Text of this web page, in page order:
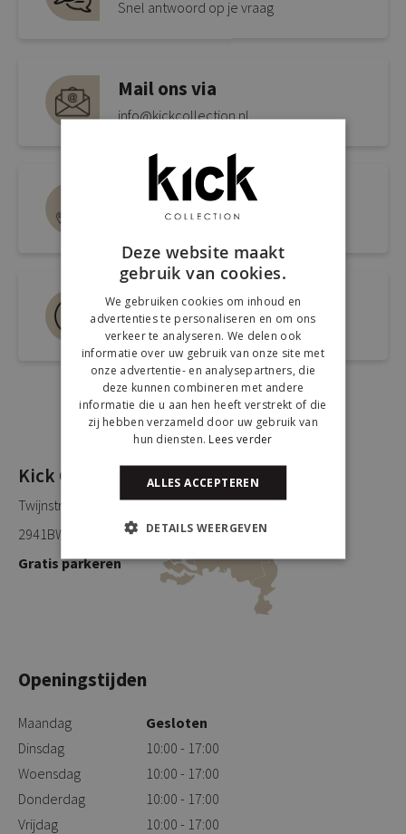
Snel antwoord op je vraag
Mail ons via
info@kickcollection.nl
Route naar de winkel
Open link naar Google Maps
Bel ons 0180-660999
Spreek een medewerker
Kick Collection
Twijnstraweg 2
2941BW Lekkerkerk
Gratis parkeren
Openingstijden
Maandag
Gesloten
Dinsdag
10:00 - 17:00
Woensdag
10:00 - 17:00
Donderdag
10:00 - 17:00
Vrijdag
10:00 - 17:00
Deze website maakt
gebruik van cookies.
We gebruiken cookies om inhoud en
advertenties te personaliseren en om ons
verkeer te analyseren. We delen ook
informatie over uw gebruik van onze site met
onze advertentie- en analysepartners, die
deze kunnen combineren met andere
informatie die u aan hen heeft verstrekt of die
zij hebben verzameld door uw gebruik van
hun diensten. Lees verder
ALLES ACCEPTEREN
DETAILS WEERGEVEN